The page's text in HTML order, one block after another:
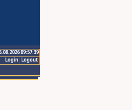
09:57:39
Logout
Login